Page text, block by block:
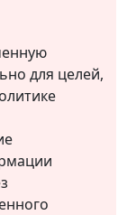
для целей,